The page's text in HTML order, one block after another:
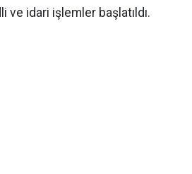
ve idari işlemler başlatıldı.